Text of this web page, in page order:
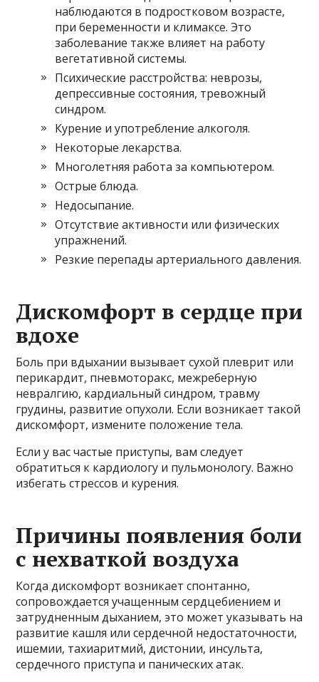
наблюдаются в подростковом возрасте,
при беременности и климаксе. Это
заболевание также влияет на работу
вегетативной системы.
Психические расстройства: неврозы,
депрессивные состояния, тревожный
синдром.
Курение и употребление алкоголя.
Некоторые лекарства.
Многолетняя работа за компьютером.
Острые блюда.
Недосыпание.
Отсутствие активности или физических
упражнений.
Резкие перепады артериального давления.
Дискомфорт в сердце при
вдохе
Боль при вдыхании вызывает сухой плеврит или
перикардит, пневмоторакс, межреберную
невралгию, кардиальный синдром, травму
грудины, развитие опухоли. Если возникает такой
дискомфорт, измените положение тела.
Если у вас частые приступы, вам следует
обратиться к кардиологу и пульмонологу. Важно
избегать стрессов и курения.
Причины появления боли
с нехваткой воздуха
Когда дискомфорт возникает спонтанно,
сопровождается учащенным сердцебиением и
затрудненным дыханием, это может указывать на
развитие кашля или сердечной недостаточности,
ишемии, тахиаритмий, дистонии, инсульта,
сердечного приступа и панических атак.